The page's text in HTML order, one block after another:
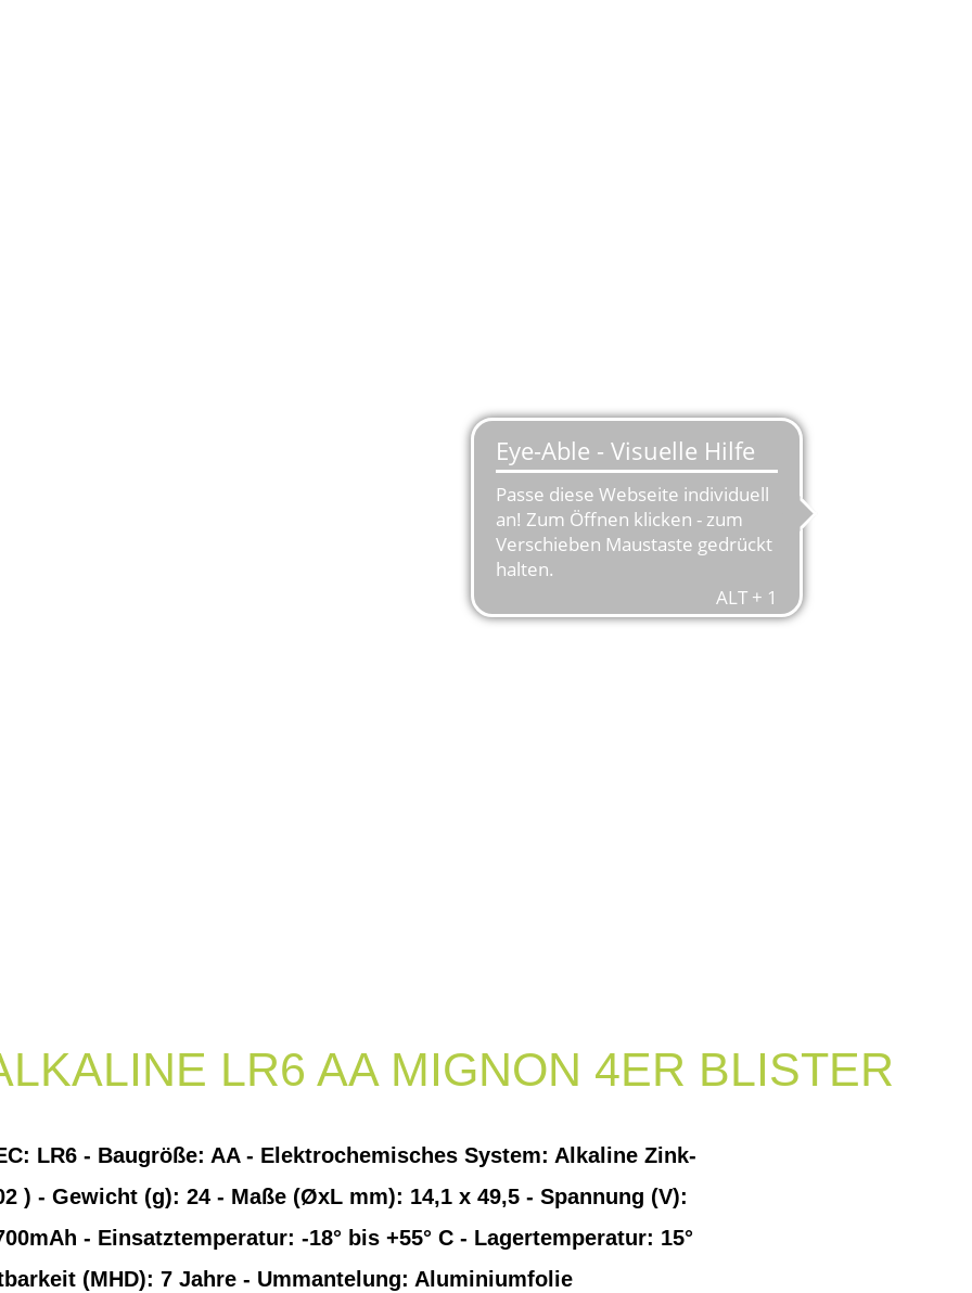
LR6 AA MIGNON 4ER BLISTER
LR6 - Baugröße: AA - Elektrochemisches System: Alkaline Zink-
) - Gewicht (g): 24 - Maße (ØxL mm): 14,1 x 49,5 - Spannung (V):
- Einsatztemperatur: -18° bis +55° C - Lagertemperatur: 15°
(MHD): 7 Jahre - Ummantelung: Aluminiumfolie